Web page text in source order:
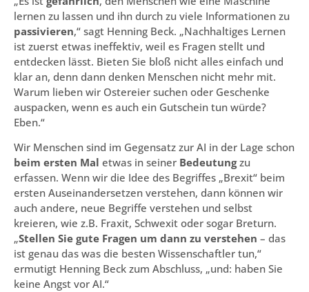
lernen zu lassen und ihn durch zu viele Informationen zu
passivieren,“ sagt Henning Beck. „Nachhaltiges Lernen
ist zuerst etwas ineffektiv, weil es Fragen stellt und
entdecken lässt. Bieten Sie bloß nicht alles einfach und
klar an, denn dann denken Menschen nicht mehr mit.
Warum lieben wir Ostereier suchen oder Geschenke
auspacken, wenn es auch ein Gutschein tun würde?
Eben.“
Wir Menschen sind im Gegensatz zur AI in der Lage schon
beim ersten Mal etwas in seiner Bedeutungzu
erfassen. Wenn wir die Idee des Begriffes „Brexit“ beim
ersten Auseinandersetzen verstehen, dann können wir
auch andere, neue Begriffe verstehen und selbst
kreieren, wie z.B. Fraxit, Schwexit oder sogar Breturn.
„Stellen Sie gute Fragen um dann zu verstehen – das
ist genau das was die besten Wissenschaftler tun,“
ermutigt Henning Beck zum Abschluss, „und: haben Sie
keine Angst vor AI.“